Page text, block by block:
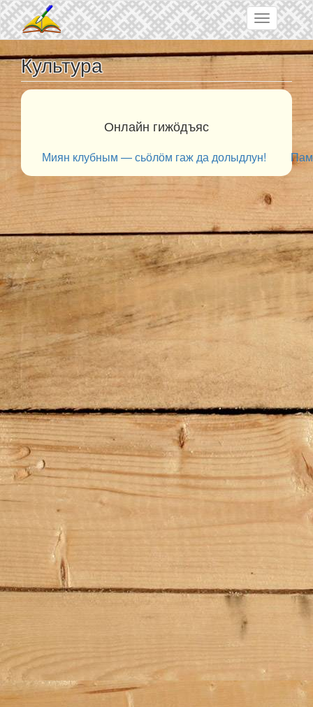
Skip to main content
Toggle
navigation
Культура
Онлайн гижӧдъяс
Миян клубным — сьӧлӧм гаж да долыдлун!